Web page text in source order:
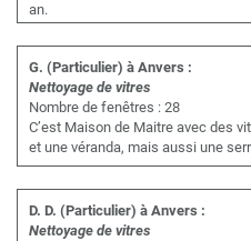
an.
G. (Particulier) à Anvers :
Nettoyage de vitres
Nombre de fenêtres : 28
C’est Maison de Maitre avec des
et une véranda, mais aussi une
D. D. (Particulier) à Anvers :
Nettoyage de vitres